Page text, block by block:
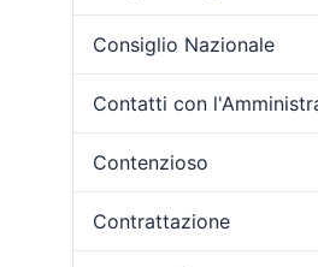
Consiglio Nazionale
Contatti con
Contenzioso
Contrattazione